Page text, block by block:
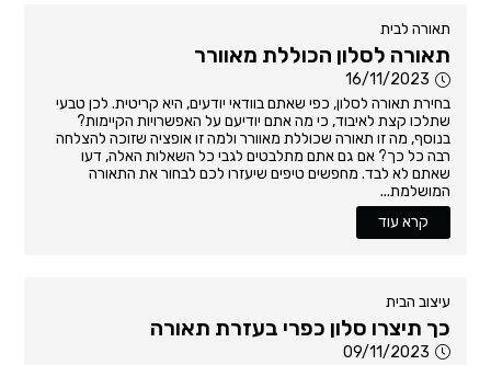
תאורה לבית
תאורה לסלון הכוללת מאוורר
16/11/2023
בחירת תאורה לסלון, כפי שאתם בוודאי יודעים, היא קריטית. לכן טבעי
שתלכו קצת לאיבוד, כי מה אתם יודיעם על האפשרויות הקיימות?
בנוסף, מה זו תאורה שכוללת מאוורר ולמה זו אופציה שזוכה להצלחה
רבה כל כך? אם גם אתם מתלבטים לגבי כל השאלות האלה, דעו
שאתם לא לבד. מחפשים טיפים שיעזרו לכם לבחור את התאורה
המושלמת...
קרא עוד
עיצוב הבית
כך תיצרו סלון כפרי בעזרת תאורה
09/11/2023